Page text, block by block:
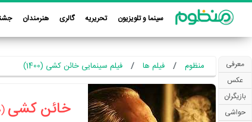
سینما و تلویزیون تحریریه گالری هنرمندان
معرفی
عکس
بازیگران
حواشی
منظوم فیلم ها فیلم سینمایی خائن کشی (1400)
‏خائن کشی‏ (1400)